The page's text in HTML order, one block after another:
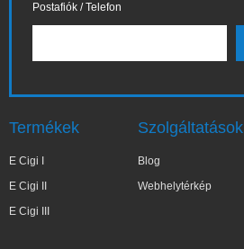
Postafiók / Telefon
Termékek
E Cigi I
E Cigi II
E Cigi III
Szolgáltatások
Blog
Webhelytérkép